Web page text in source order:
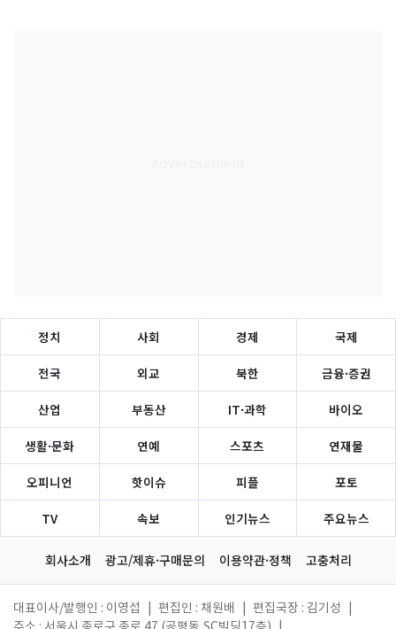
정치 사회 경제 국제
전국 외교 북한 금융·증권
산업 부동산 IT·과학 바이오
생활·문화 연예 스포츠 연재물
오피니언 핫이슈 피플 포토
TV 속보 인기뉴스 주요뉴스
회사소개 광고/제휴·구매문의 이용약관·정책 고충처리
대표이사/발행인 : 이영섭 편집인 : 채원배 편집국장 : 김기성